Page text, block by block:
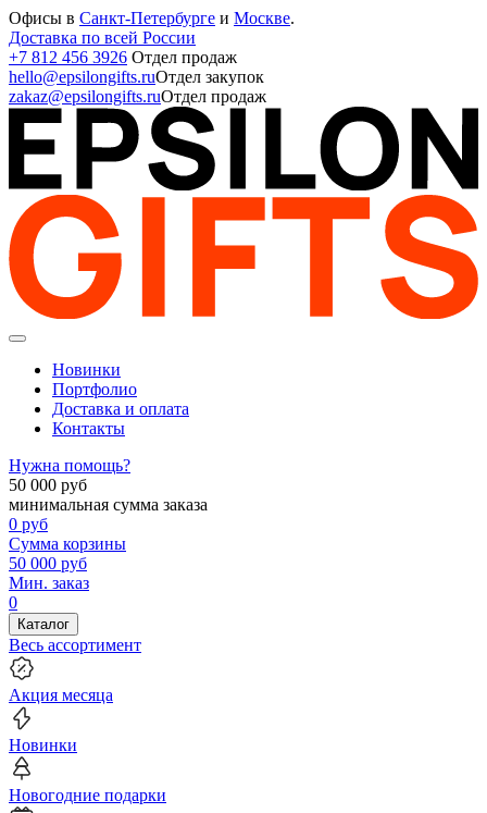
Офисы в Санкт-Петербурге и Москве.
Доставка по всей России
+7 812 456 3926 Отдел продаж
hello@epsilongifts.ruОтдел закупок
zakaz@epsilongifts.ruОтдел продаж
Новинки
Портфолио
Доставка и оплата
Контакты
Нужна помощь?
50 000 руб
минимальная сумма заказа
0 руб
Сумма корзины
50 000 руб
Мин. заказ
0
Каталог
Весь ассортимент
Акция месяца
Новинки
Новогодние подарки